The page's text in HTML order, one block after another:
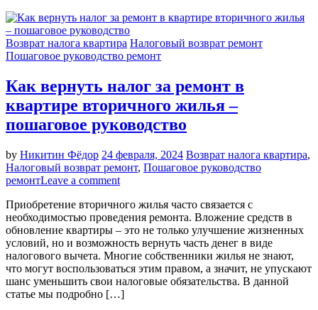
Возврат налога квартира Налоговый возврат ремонт
Пошаговое руководство ремонт
Как вернуть налог за ремонт в
квартире вторичного жилья –
пошаговое руководство
by Никитин Фёдор 24 февраля, 2024 Возврат налога квартира,
Налоговый возврат ремонт, Пошаговое руководство
ремонтLeave a comment
Приобретение вторичного жилья часто связается с
необходимостью проведения ремонта. Вложение средств в
обновление квартиры – это не только улучшение жизненных
условий, но и возможность вернуть часть денег в виде
налогового вычета. Многие собственники жилья не знают,
что могут воспользоваться этим правом, а значит, не упускают
шанс уменьшить свои налоговые обязательства. В данной
статье мы подробно […]